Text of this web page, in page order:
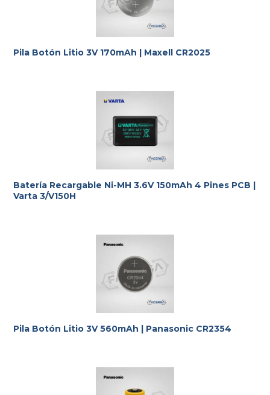
Pila Botón Litio 3V 170mAh | Maxell CR2025
Batería Recargable Ni-MH 3.6V 150mAh 4 Pines PCB |
Varta 3/V150H
Pila Botón Litio 3V 560mAh | Panasonic CR2354